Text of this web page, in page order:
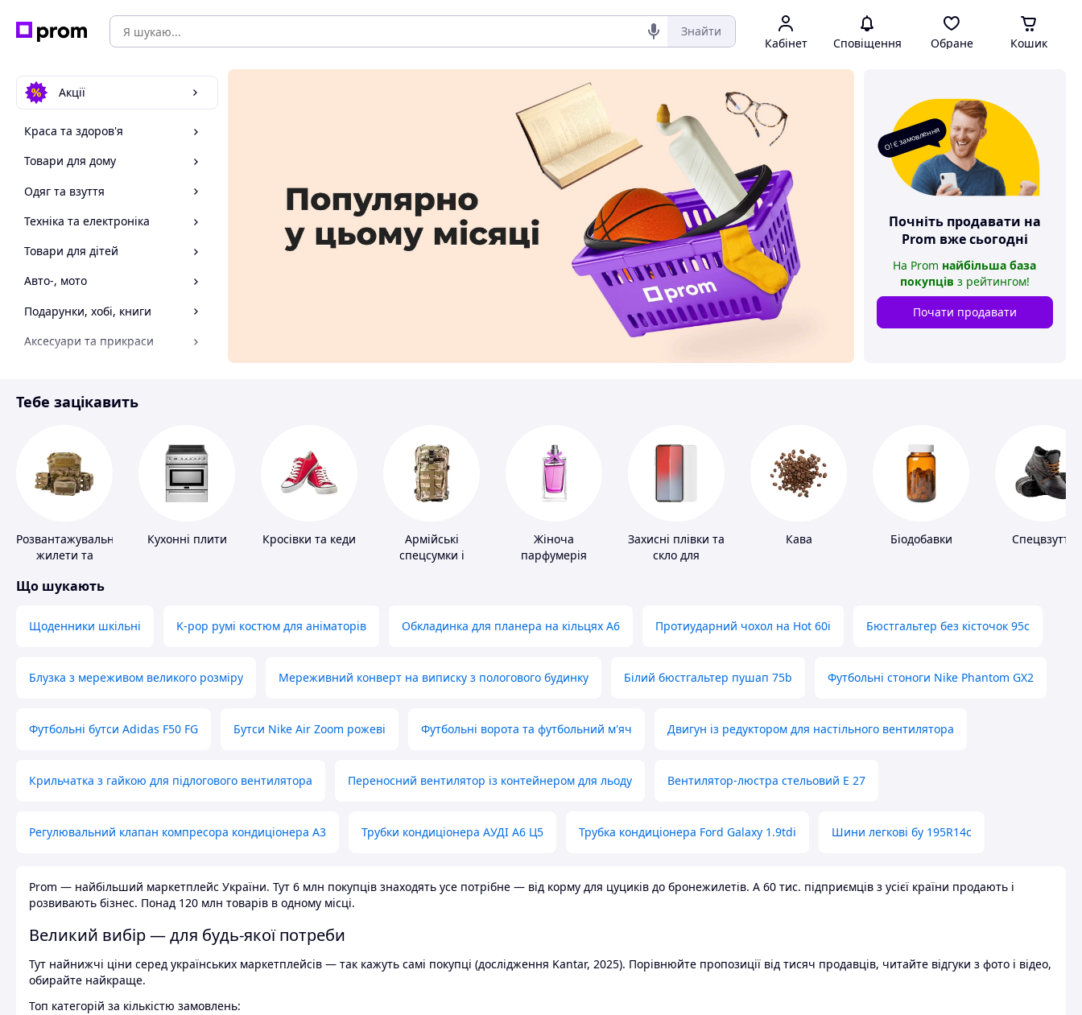
Знайти
Кабінет Сповіщення Обране Кошик
Акції
Краса та здоров'я
Товари для дому
Одяг та взуття
Техніка та електроніка
Товари для дітей
Авто-, мото
Подарунки, хобі, книги
Аксесуари та прикраси
Спорт і відпочинок
О! Є замовлення
Почніть продавати на
Prom вже сьогодні
На Prom найбільша база
покупців з рейтингом!
Почати продавати
Тебе зацікавить
Розвантажувальні
жилети та
плит
Кухонні плити Кросівки та кеди
Армійські
спецсумки і
Жіноча
парфумерія
Захисні плівки та
скло для
Кава Біодобавки Спецвзуття
Що шукають
Щоденники шкільні K-pop румі костюм для аніматорів Обкладинка для планера на кільцях А6 Протиударний чохол на Hot 60i Бюстгальтер без кісточок 95с
Блузка з мереживом великого розміру Мереживний конверт на виписку з пологового будинку Білий бюстгальтер пушап 75b Футбольні стоноги Nike Phantom GX2
Футбольні бутси Adidas F50 FG Бутси Nike Air Zoom рожеві Футбольні ворота та футбольний м'яч Двигун із редуктором для настільного вентилятора
Крильчатка з гайкою для підлогового вентилятора Переносний вентилятор із контейнером для льоду Вентилятор-люстра стельовий E 27
Регулювальний клапан компресора кондиціонера А3 Трубки кондиціонера АУДІ А6 Ц5 Трубка кондиціонера Ford Galaxy 1.9tdi Шини легкові бу 195R14c
Prom — найбільший маркетплейс України. Тут 6 млн покупців знаходять усе потрібне — від корму для цуциків до бронежилетів. А 60 тис. підприємців з усієї країни продають і
розвивають бізнес. Понад 120 млн товарів в одному місці.
Великий вибір — для будь-якої потреби
Тут найнижчі ціни серед українських маркетплейсів — так кажуть самі покупці (дослідження Kantar, 2025). Порівнюйте пропозиції від тисяч продавців, читайте відгуки з фото і відео,
обирайте найкраще.
Топ категорій за кількістю замовлень: